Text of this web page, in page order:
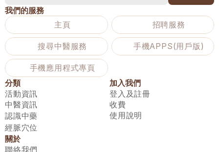
我們的服務
主頁
招聘服務
搜尋中醫服務 手機APPS(用戶版)
手機應用程式專頁
分類
活動資訊
中醫資訊
認識中藥
經脈穴位
加入我們
登入及註冊
收費
使用說明
關於
聯絡我們